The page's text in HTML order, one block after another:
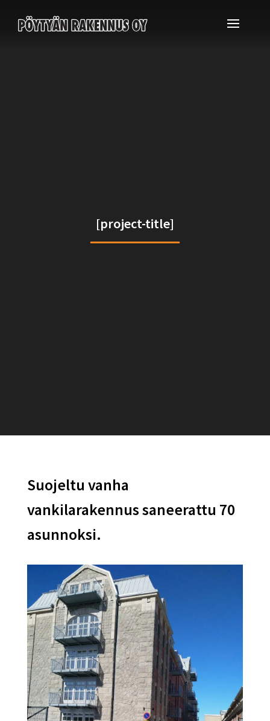
[project-title]
Suojeltu vanha
vankilarakennus saneerattu 70
asunnoksi.